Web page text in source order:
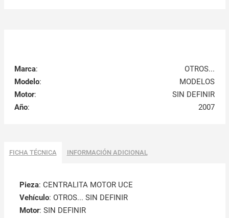
Marca:
OTROS...
Modelo:
MODELOS
Motor:
SIN DEFINIR
Año: 2007
FICHA TÉCNICA INFORMACIÓN ADICIONAL
Pieza: CENTRALITA MOTOR UCE
Vehículo: OTROS... SIN DEFINIR
Motor: SIN DEFINIR